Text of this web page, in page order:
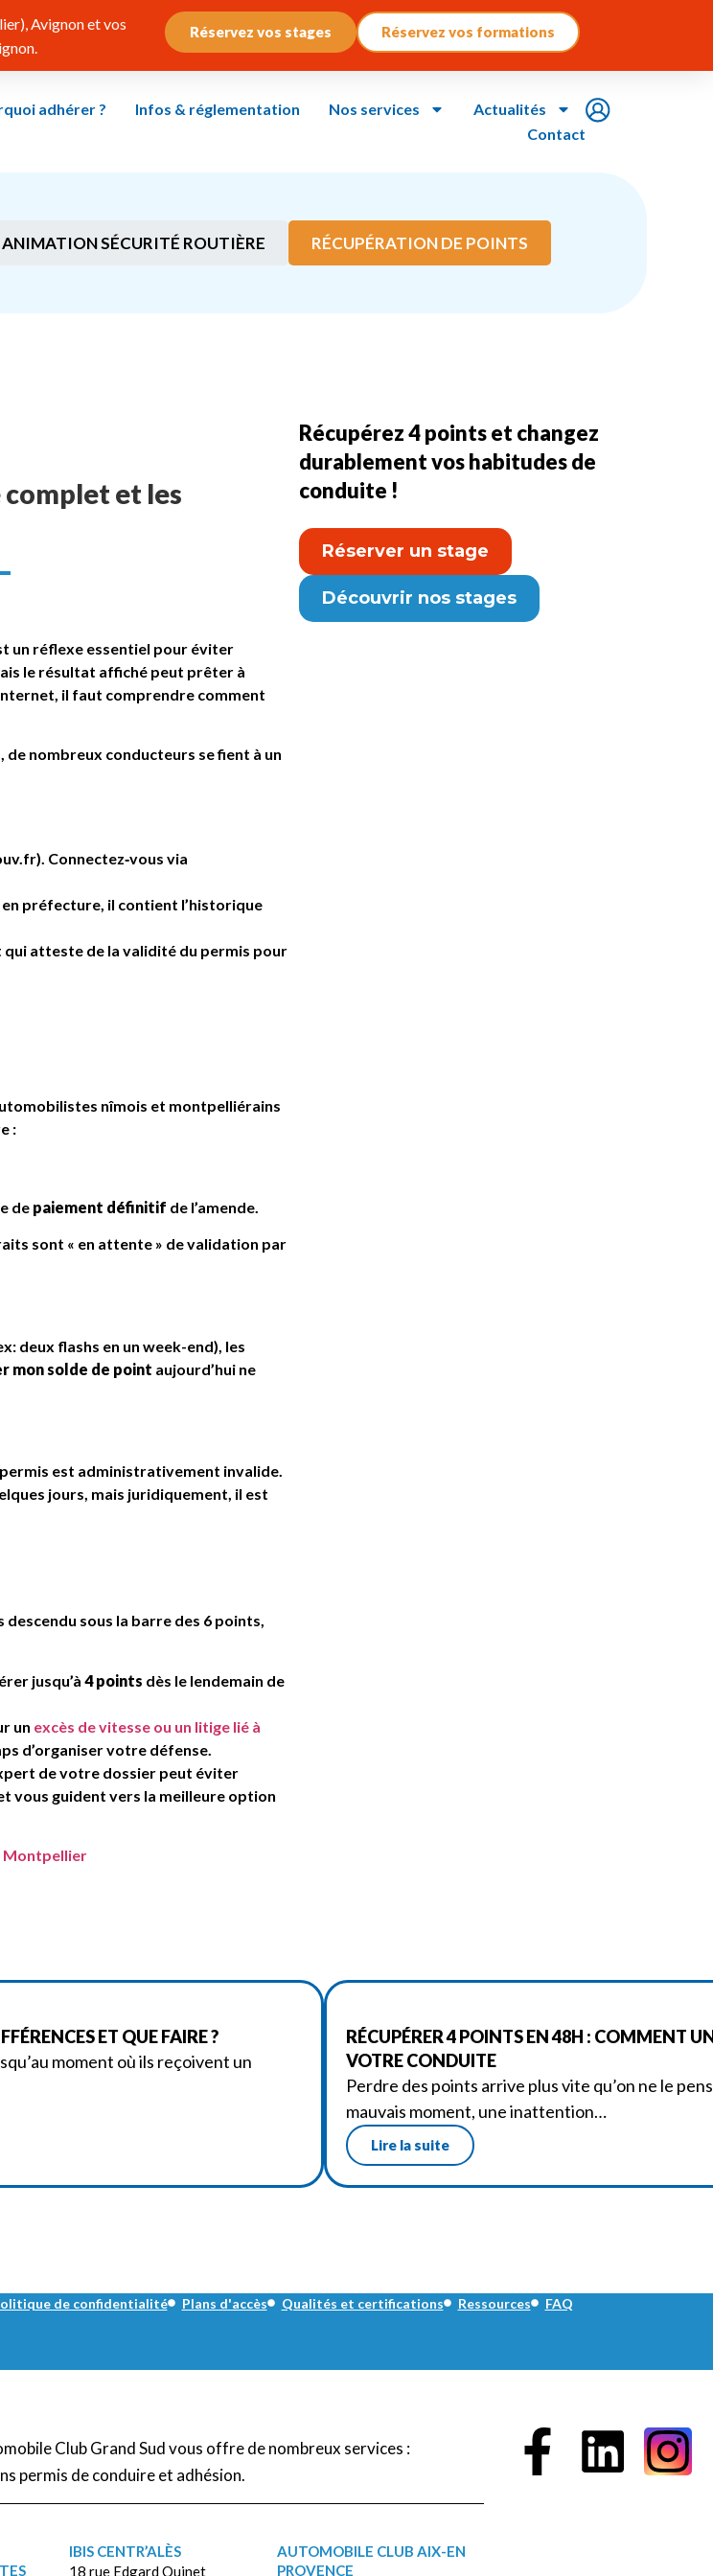
Avignon et vos
Réservez vos stages Réservez vos formations
adhérer ? Infos & réglementation Nos services
Actualités
Contact
ANIMATION SÉCURITÉ ROUTIÈRE RÉCUPÉRATION DE POINTS
complet et les
un réflexe essentiel pour éviter
le résultat affiché peut prêter à
il faut comprendre comment
nombreux conducteurs se fient à un
Connectez‑vous via
en préfecture, il contient l’historique
qui atteste de la validité du permis pour
nîmois et montpelliérains
:
de paiement définitif de l’amende.
sont « en attente » de validation par
deux flashs en un week-end), les
mon solde de point aujourd’hui ne
est administrativement invalide.
jours, mais juridiquement, il est
descendu sous la barre des 6 points,
jusqu’à 4 points dès le lendemain de
un excès de vitesse ou un litige lié à
d’organiser votre défense.
de votre dossier peut éviter
vous guident vers la meilleure option
Montpellier
ET QUE FAIRE ?
moment où ils reçoivent un
RÉCUPÉRER 4 POINTS EN 48H : COMMENT
VOTRE CONDUITE
Perdre des points arrive plus vite qu’on ne le
mauvais moment, une inattention…
Lire la suite
Récupérez 4 points et changez
durablement vos habitudes de
conduite !
Réserver un stage
Découvrir nos stages
de confidentialité Plans d'accès Qualités et certifications Ressources FAQ
Club Grand Sud vous offre de nombreux services :
permis de conduire et adhésion.
IBIS CENTR’ALÈS
18 rue Edgard Quinet
AUTOMOBILE CLUB AIX-EN
PROVENCE